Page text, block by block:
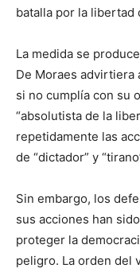
batalla por la libertad
La medida se
De Moraes advirtiera
si no cumplía con su
“absolutista de la
repetidamente las
de “dictador” y
Sin embargo, los
sus acciones han
proteger la
peligro. La orden del